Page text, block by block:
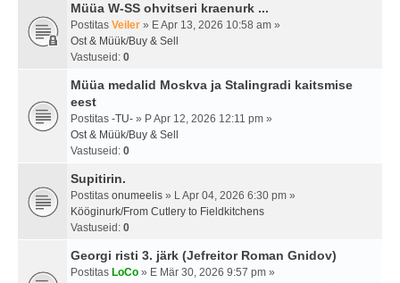
Müüa W-SS ohvitseri kraenurk ...
Postitas Veiler » E Apr 13, 2026 10:58 am »
Ost & Müük/Buy & Sell
Vastuseid: 0
Müüa medalid Moskva ja Stalingradi kaitsmise
eest
Postitas -TU- » P Apr 12, 2026 12:11 pm »
Ost & Müük/Buy & Sell
Vastuseid: 0
Supitirin.
Postitas onumeelis » L Apr 04, 2026 6:30 pm »
Kööginurk/From Cutlery to Fieldkitchens
Vastuseid: 0
Georgi risti 3. järk (Jefreitor Roman Gnidov)
Postitas LoCo » E Mär 30, 2026 9:57 pm »